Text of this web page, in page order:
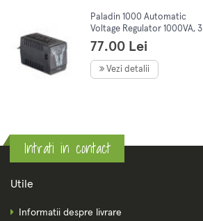
Paladin 1000 Automatic
Voltage Regulator 1000VA, 3
prize universale, RJ11
77.00 Lei
Vezi detalii
Intrati in contact
Utile
Informatii despre livrare